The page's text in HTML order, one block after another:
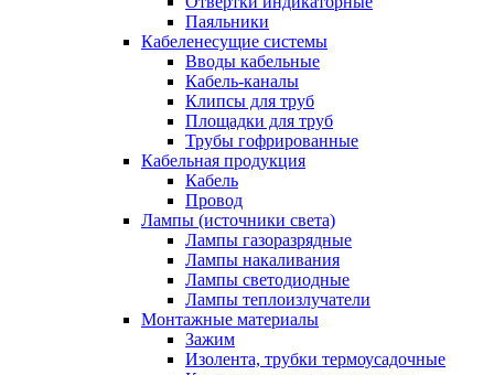
Паяльники
Кабеленесущие системы
Вводы кабельные
Кабель-каналы
Клипсы для труб
Площадки для труб
Трубы гофрированные
Кабельная продукция
Кабель
Провод
Лампы (источники света)
Лампы газоразрядные
Лампы накаливания
Лампы светодиодные
Лампы теплоизлучатели
Монтажные материалы
Зажим
Изолента, трубки термоусадочные